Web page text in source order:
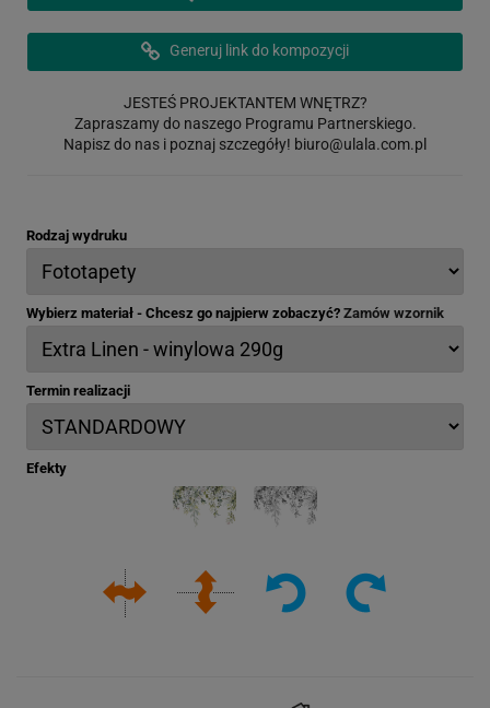
Generuj link do kompozycji
JESTEŚ PROJEKTANTEM WNĘTRZ?
Zapraszamy do naszego Programu Partnerskiego.
Napisz do nas i poznaj szczegóły! biuro@ulala.com.pl
Rodzaj wydruku
Wybierz materiał - Chcesz go najpierw zobaczyć? Zamów wzornik
Termin realizacji
Efekty